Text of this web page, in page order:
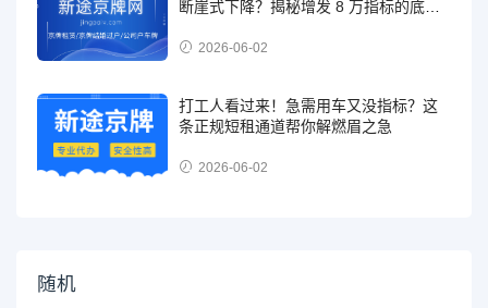
断崖式下降？揭秘增发 8 万指标的底层
2026-06-02
打工人看过来！急需用车又没指标？这
条正规短租通道帮你解燃眉之急
2026-06-02
随机